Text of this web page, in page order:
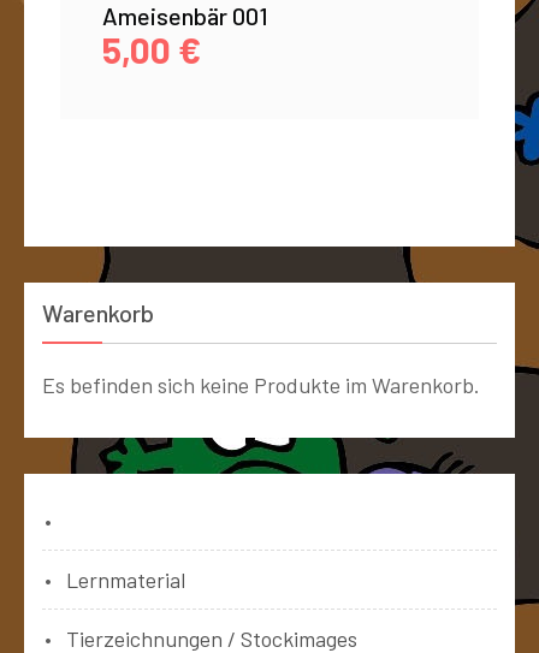
Ameisenbär 001
5,00 €
Warenkorb
Es befinden sich keine Produkte im Warenkorb.
Lernmaterial
Tierzeichnungen / Stockimages